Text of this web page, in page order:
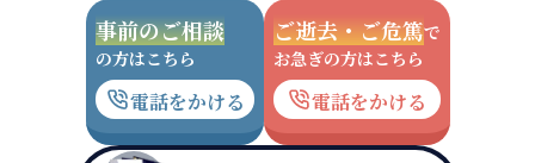
事前のご相談
の方はこちら
電話をかける
ご逝去・ご危篤で
お急ぎの方はこちら
電話をかける